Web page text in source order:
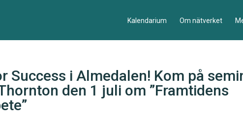
Kalendarium Om nätverket
Success i Almedalen! Kom på
den 1 juli om ”Framtidens